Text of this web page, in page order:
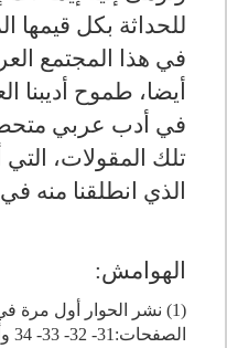
للحداثة بكل قيمها
في هذا المجتمع
أيضا، طموح أديبنا
في أدب عربي
تلك المقولات، التي
الذي انطلقنا منه في
الهوامش: